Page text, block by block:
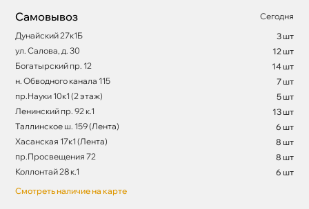
Самовывоз
Сегодня
Дунайский 27к1Б
3 шт
ул. Салова, д. 30
12 шт
Богатырский пр. 12
14 шт
н. Обводного канала 115
7 шт
пр.Науки 10к1 (2 этаж)
5 шт
Ленинский пр. 92 к.1
13 шт
Таллинское ш. 159 (Лента)
6 шт
Хасанская 17к1 (Лента)
8 шт
пр.Просвещения 72
8 шт
Коллонтай 28 к.1
6 шт
Смотреть наличие на карте